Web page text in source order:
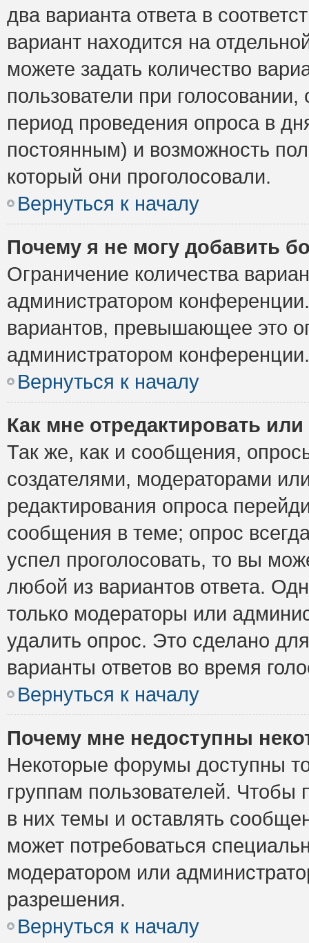
два варианта ответа в
вариант находится на
можете задать количество
пользователи при
период проведения опроса в
постоянным) и возможность
который они проголосовали.
Вернуться к началу
Почему я не могу добавить
Ограничение количества
администратором
вариантов, превышающее это
администратором конференции.
Вернуться к началу
Как мне отредактировать
Так же, как и сообщения,
создателями, модераторами
редактирования опроса
сообщения в теме; опрос
успел проголосовать, то вы
любой из вариантов ответа.
только модераторы или
удалить опрос. Это сделано
варианты ответов во время
Вернуться к началу
Почему мне недоступны
Некоторые форумы доступны
группам пользователей. Чтобы
в них темы и оставлять
может потребоваться
модератором или
разрешения.
Вернуться к началу